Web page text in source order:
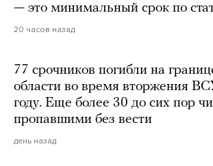
— это минимальный срок по
20 часов назад
77 срочников погибли на
области во время вторжения
году. Еще более 30 до сих пор
пропавшими без вести
день назад